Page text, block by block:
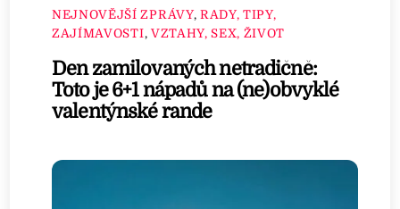
NEJNOVĚJŠÍ ZPRÁVY, RADY, TIPY,
ZAJÍMAVOSTI, VZTAHY, SEX, ŽIVOT
Den zamilovaných netradičně:
Toto je 6+1 nápadů na (ne)obvyklé
valentýnské rande